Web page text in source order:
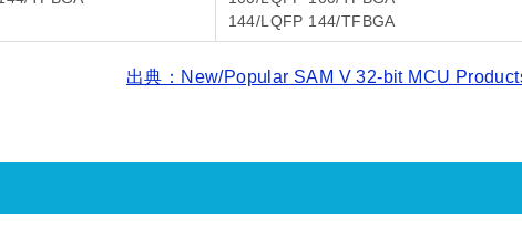
144/LQFP 144/TFBGA
出典：New/Popular SAM V 32-bit MCU